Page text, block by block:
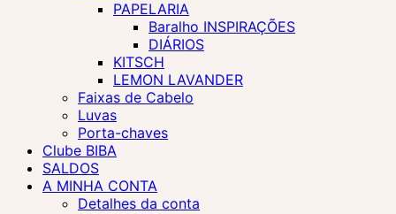
PAPELARIA
Baralho INSPIRAÇÕES
DIÁRIOS
KITSCH
LEMON LAVANDER
Faixas de Cabelo
Luvas
Porta-chaves
Clube BIBA
SALDOS
A MINHA CONTA
Detalhes da conta